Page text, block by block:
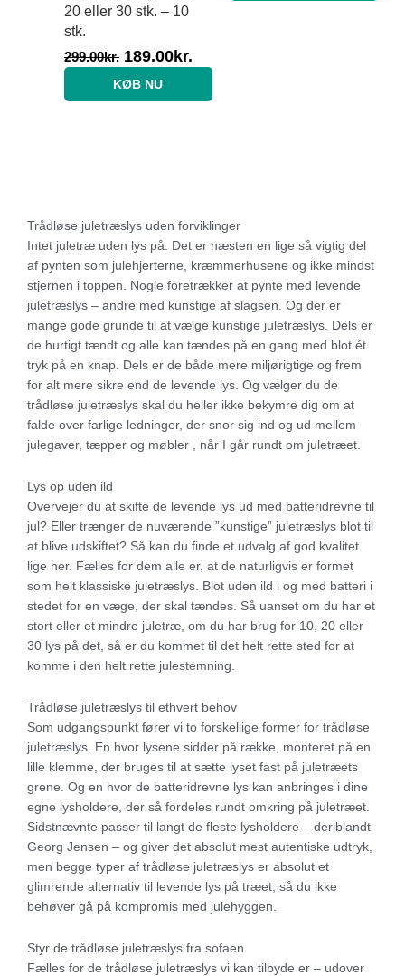
20 eller 30 stk. – 10
stk.
299.00kr. 189.00kr.
KØB NU
Trådløse juletræslys uden forviklinger
Intet juletræ uden lys på. Det er næsten en lige så vigtig del
af pynten som julehjerterne, kræmmerhusene og ikke mindst
stjernen i toppen. Nogle foretrækker at pynte med levende
juletræslys – andre med kunstige af slagsen. Og der er
mange gode grunde til at vælge kunstige juletræslys. Dels er
de hurtigt tændt og alle kan tændes på en gang med blot ét
tryk på en knap. Dels er de både mere miljørigtige og frem
for alt mere sikre end de levende lys. Og vælger du de
trådløse juletræslys skal du heller ikke bekymre dig om at
falde over farlige ledninger, der snor sig ind og ud mellem
julegaver, tæpper og møbler , når I går rundt om juletræet.
Lys op uden ild
Overvejer du at skifte de levende lys ud med batteridrevne til
jul? Eller trænger de nuværende ”kunstige” juletræslys blot til
at blive udskiftet? Så kan du finde et udvalg af god kvalitet
lige her. Fælles for dem alle er, at de naturligvis er formet
som helt klassiske juletræslys. Blot uden ild i og med batteri i
stedet for en væge, der skal tændes. Så uanset om du har et
stort eller et mindre juletræ, om du har brug for 10, 20 eller
30 lys på det, så er du kommet til det helt rette sted for at
komme i den helt rette julestemning.
Trådløse juletræslys til ethvert behov
Som udgangspunkt fører vi to forskellige former for trådløse
juletræslys. En hvor lysene sidder på række, monteret på en
lille klemme, der bruges til at sætte lyset fast på juletræets
grene. Og en hvor de batteridrevne lys kan anbringes i dine
egne lysholdere, der så fordeles rundt omkring på juletræet.
Sidstnævnte passer til langt de fleste lysholdere – deriblandt
Georg Jensen – og giver det absolut mest autentiske udtryk,
men begge typer af trådløse juletræslys er absolut et
glimrende alternativ til levende lys på træet, så du ikke
behøver gå på kompromis med julehyggen.
Styr de trådløse juletræslys fra sofaen
Fælles for de trådløse juletræslys vi kan tilbyde er – udover